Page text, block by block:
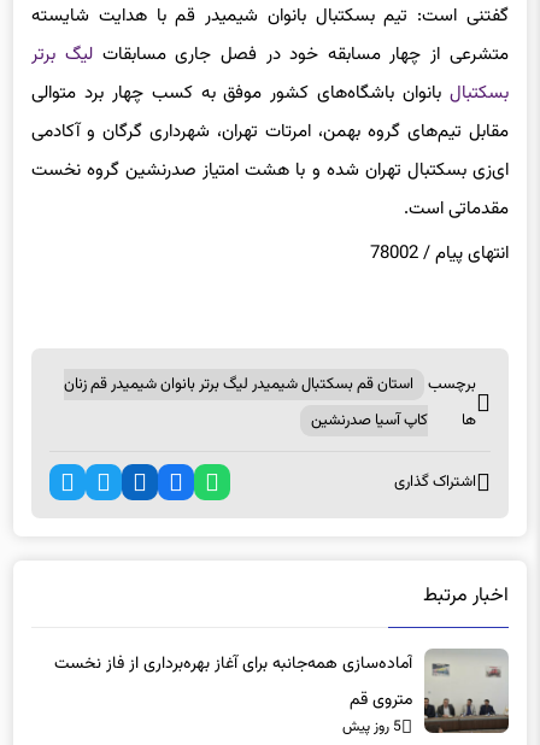
گفتنی است: تیم بسکتبال بانوان شیمیدر قم با هدایت شایسته
متشرعی از چهار مسابقه خود در فصل جاری مسابقاتلیگ برتر
بسکتبال بانوان باشگاه‌های کشور موفق به کسب چهار برد متوالی
مقابل تیم‌های گروه بهمن،امرتات تهران، شهرداری گرگان و آکادمی
ای‌زی بسکتبال تهران شده و با هشت امتیاز صدرنشین گروه نخست
مقدماتی است.
انتهایپیام / 78002
برچسب
ها
استان قم بسكتبال شيميدر ليگ برتر بانوان شيميدر قم زنان
كاپ آسيا صدرنشين
اشتراک گذاری
اخبار مرتبط
آماده‌سازی همه‌جانبه برای آغاز بهره‌برداری از فاز نخست
متروی قم
5 روز پیش